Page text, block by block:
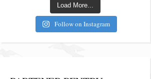
Load More...
Follow on Instagram